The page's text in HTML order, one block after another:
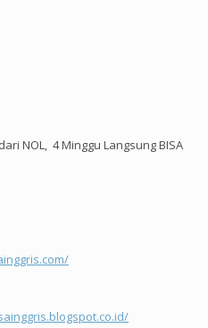
NOL, 4 Minggu Langsung BISA